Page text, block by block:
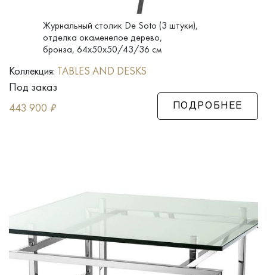
Журнальный столик De Soto (3 штуки),
отделка окаменелое дерево,
бронза, 64x50x50/43/36 см
Коллекция: TABLES AND DESKS
Под заказ
443 900 ₽ ПОДРОБНЕЕ